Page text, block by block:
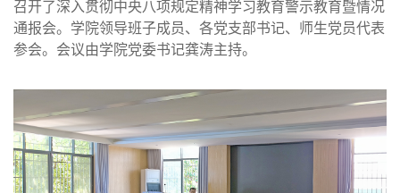
召开了深入贯彻中央八项规定精神学习教育警示教育暨情况
通报会。学院领导班子成员、各党支部书记、师生党员代表
参会。会议由学院党委书记龚涛主持。